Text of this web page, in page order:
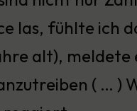
las, fühlte ich
alt), meldete
( … )